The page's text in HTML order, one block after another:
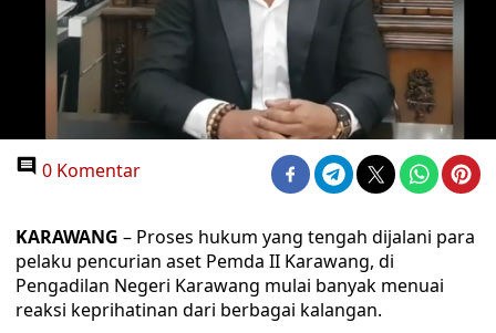
0 Komentar
KARAWANG – Proses hukum yang tengah dijalani para
pelaku pencurian aset Pemda II Karawang, di
Pengadilan Negeri Karawang mulai banyak menuai
reaksi keprihatinan dari berbagai kalangan.